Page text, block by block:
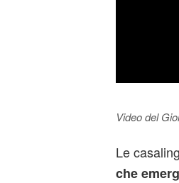
Video del
Le
che